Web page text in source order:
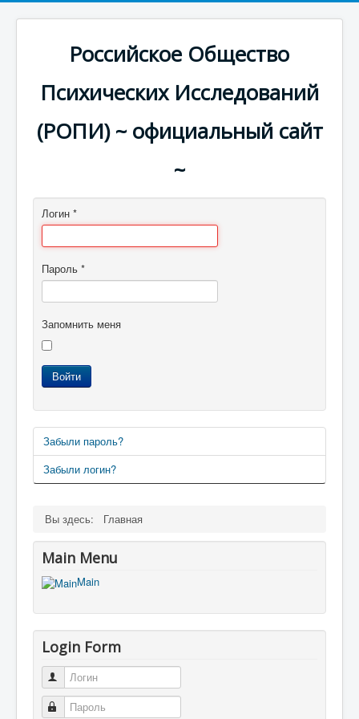
Российское Общество
Психических Исследований
(РОПИ) ~ официальный сайт
~
Логин *
Пароль *
Запомнить меня
Войти
Забыли пароль?
Забыли логин?
Вы здесь: Главная
Main Menu
Main
Login Form
Логин
Пароль